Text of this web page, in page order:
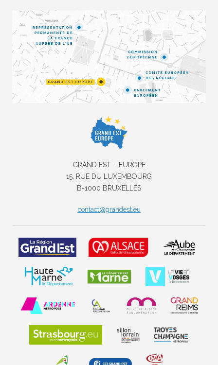
GRAND EST – EUROPE
15, RUE DU LUXEMBOURG
B-1000 BRUXELLES
contact@grandest.eu